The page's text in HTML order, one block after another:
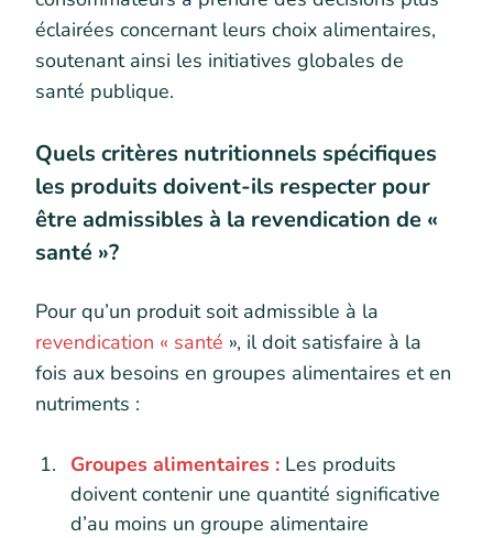
éclairées concernant leurs choix alimentaires,
soutenant ainsi les initiatives globales de
santé publique.
Quels critères nutritionnels spécifiques
les produits doivent-ils respecter pour
être admissibles à la revendication de «
santé »?
Pour qu’un produit soit admissible à la
revendication « santé », il doit satisfaire à la
fois aux besoins en groupes alimentaires et en
nutriments :
Groupes alimentaires : Les produits
doivent contenir une quantité significative
d’au moins un groupe alimentaire